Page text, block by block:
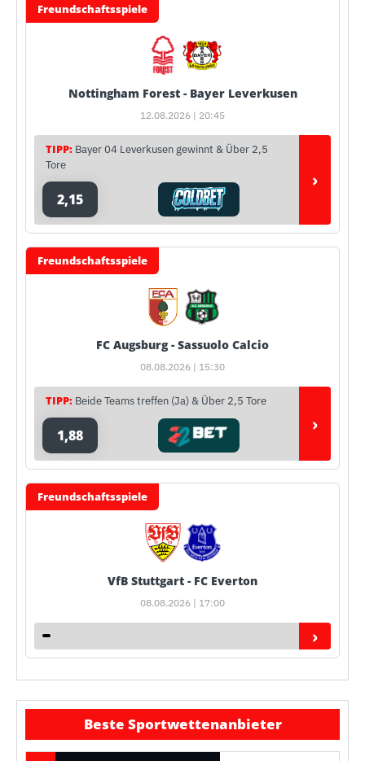
Freundschaftsspiele
Nottingham Forest - Bayer Leverkusen
12.08.2026 | 20:45
TIPP: Bayer 04 Leverkusen gewinnt & Über 2,5
Tore
2,15
›
Freundschaftsspiele
FC Augsburg - Sassuolo Calcio
08.08.2026 | 15:30
TIPP: Beide Teams treffen (Ja) & Über 2,5 Tore
1,88 ›
Freundschaftsspiele
VfB Stuttgart - FC Everton
08.08.2026 | 17:00
›
Beste Sportwettenanbieter